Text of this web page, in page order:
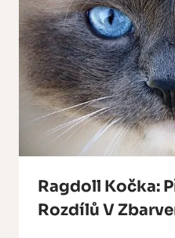
Ragdoll Kočka:
Rozdílů V